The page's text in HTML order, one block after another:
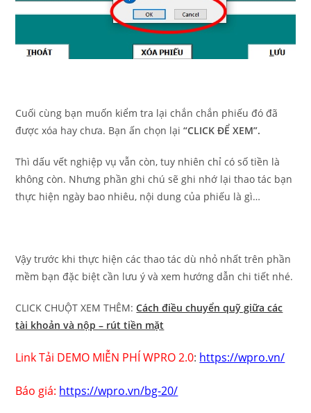
Cuối cùng bạn muốn kiểm tra lại chắn chắn phiếu đó đã
được xóa hay chưa. Bạn ấn chọn lại“CLICK ĐỂ XEM”.
Thì dấu vết nghiệp vụ vẫn còn, tuy nhiên chỉ có số tiền là
không còn. Nhưng phần ghi chú sẽ ghi nhớ lại thao tác bạn
thực hiện ngày bao nhiêu, nội dung của phiếu là gì…
Vậy trước khi thực hiện các thao tác dù nhỏ nhất trên phần
mềm bạn đặc biệt cần lưu ý và xem hướng dẫn chi tiết nhé.
CLICK CHUỘT XEM THÊM:Cách điều chuyển quỹ giữa các
tài khoản và nộp – rút tiền mặt
Link Tải DEMO MIỄN PHÍ WPRO 2.0: https://wpro.vn/
Báo giá: https://wpro.vn/bg-20/